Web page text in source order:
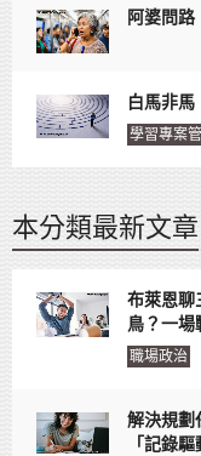
阿婆問
白馬非
學習專案
本分類最新文章
布萊恩聊
鳥？一場
職場政治
解決規劃
「記錄